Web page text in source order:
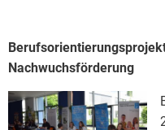
Nachwuchsförderung